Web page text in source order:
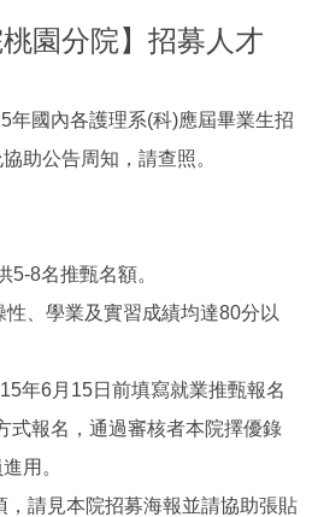
桃園分院】招募人才
年國內各護理系(科)應屆畢業生招
助公告周知，請查照。
5-8名推甄名額。
、學業及實習成績均達80分以
年6月15日前填寫就業推甄報名
式報名，通過審核者本院擇優錄
用。
，請見本院招募海報並請協助張貼